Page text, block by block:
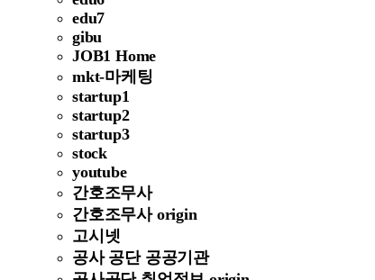
edu7
gibu
JOB1 Home
mkt-마케팅
startup1
startup2
startup3
stock
youtube
간호조무사
간호조무사 origin
고시넷
공사 공단 공공기관